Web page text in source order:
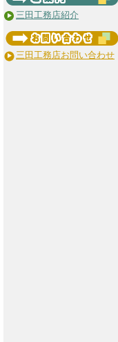
三田工務店紹介
三田工務店お問い合わせ